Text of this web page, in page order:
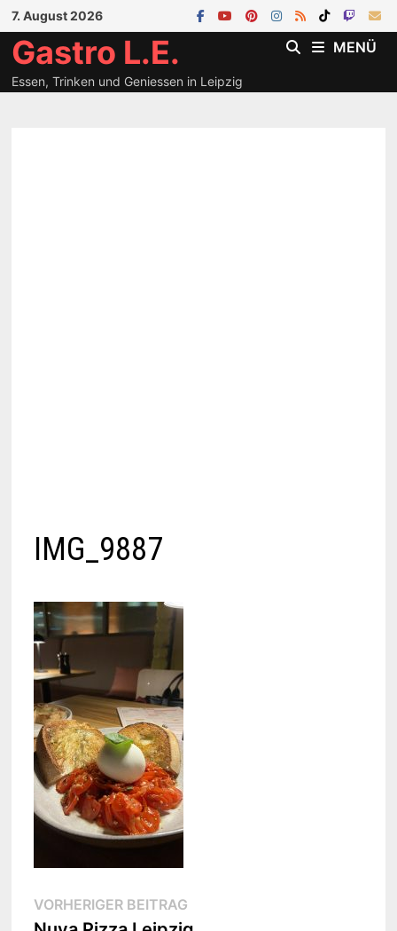
Zum
Inhalt
springen
7. August 2026
Gastro L.E.
Essen, Trinken und Geniessen in Leipzig
MENÜ
IMG_9887
Beitragsnavigation
VORHERIGER BEITRAGVorheriger
Beitrag: